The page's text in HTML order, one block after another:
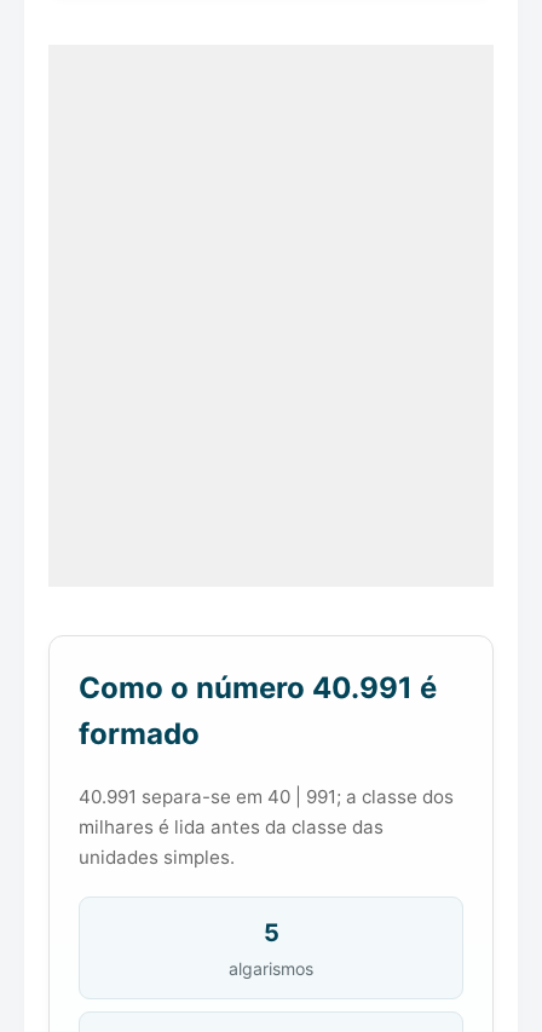
Como o número 40.991 é
formado
40.991 separa-se em 40 | 991; a classe dos
milhares é lida antes da classe das
unidades simples.
5
algarismos